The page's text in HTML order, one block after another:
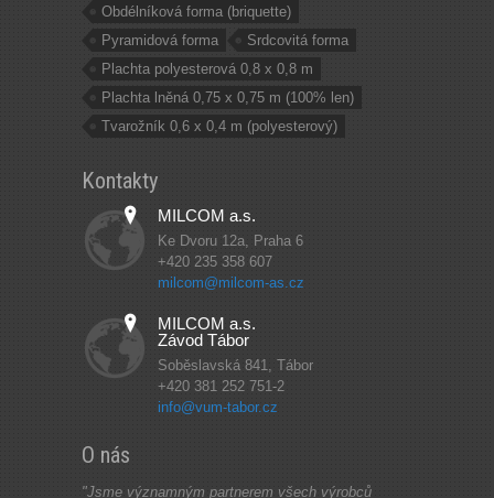
Obdélníková forma (briquette)
Pyramidová forma
Srdcovitá forma
Plachta polyesterová 0,8 x 0,8 m
Plachta lněná 0,75 x 0,75 m (100% len)
Tvarožník 0,6 x 0,4 m (polyesterový)
Kontakty
MILCOM a.s.
Ke Dvoru 12a, Praha 6
+420 235 358 607
milcom@milcom-as.cz
MILCOM a.s.
Závod Tábor
Soběslavská 841, Tábor
+420 381 252 751-2
info@vum-tabor.cz
O nás
"Jsme významným partnerem všech výrobců